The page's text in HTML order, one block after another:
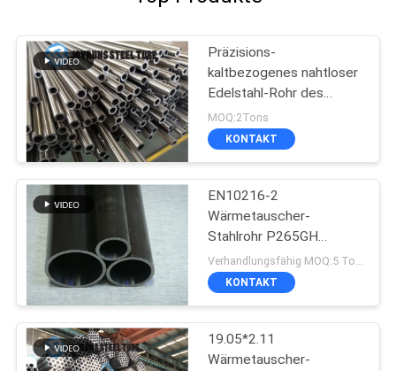
Präzisions-
kaltbezogenes nahtloser
Edelstahl-Rohr des
Wärmetauscher-JIS3445
Stahldes rohr-STKM13A
MOQ:2Tons
KONTAKT
EN10216-2
Wärmetauscher-
Stahlrohr P265GH
Kaltziehen
Verhandlungsfähig MOQ:5 Tonnen pro Größe
KONTAKT
19.05*2.11
Wärmetauscher-